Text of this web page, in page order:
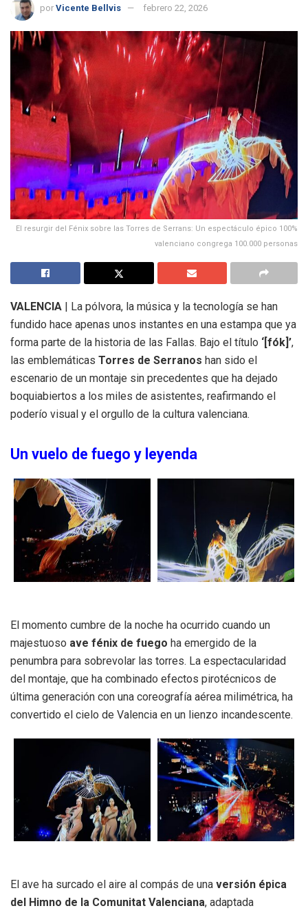
por Vicente Bellvis febrero 22, 2026
El resurgir del Fénix sobre las Torres de Serrans: Un espectáculo épico 100%
valenciano congrega 100.000 personas
VALENCIA | La pólvora, la música y la tecnología se han
fundido hace apenas unos instantes en una estampa que ya
forma parte de la historia de las Fallas. Bajo el título ‘[fók]’,
las emblemáticas Torres de Serranos han sido el
escenario de un montaje sin precedentes que ha dejado
boquiabiertos a los miles de asistentes, reafirmando el
poderío visual y el orgullo de la cultura valenciana.
Un vuelo de fuego y leyenda
El momento cumbre de la noche ha ocurrido cuando un
majestuoso ave fénix de fuego ha emergido de la
penumbra para sobrevolar las torres. La espectacularidad
del montaje, que ha combinado efectos pirotécnicos de
última generación con una coreografía aérea milimétrica, ha
convertido el cielo de Valencia en un lienzo incandescente.
El ave ha surcado el aire al compás de una versión épica
del Himno de la Comunitat Valenciana, adaptada